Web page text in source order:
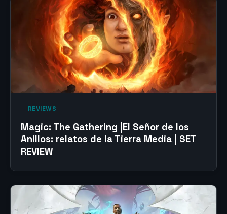
‎ REVIEWS‎
Magic: The Gathering |El Señor de los
Anillos: relatos de la Tierra Media | SET
REVIEW